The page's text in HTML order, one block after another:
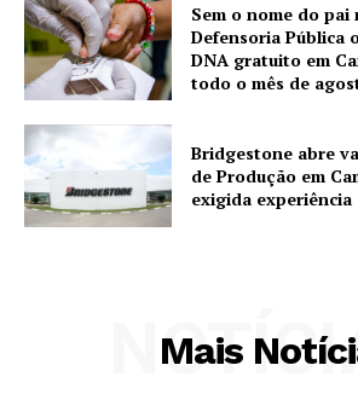
Sem o nome do pai
Defensoria Pública
DNA gratuito em
todo o mês de
Bridgestone abre
de Produção em
exigida experiência
Mais